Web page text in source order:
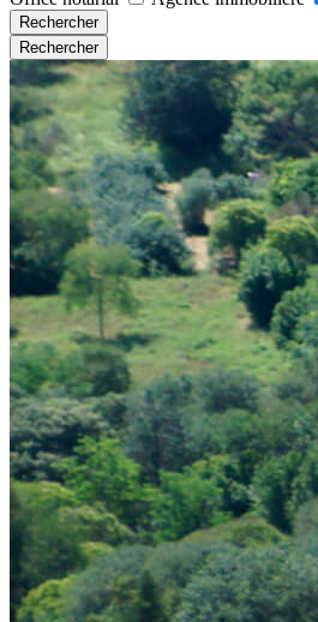
Rechercher
Rechercher